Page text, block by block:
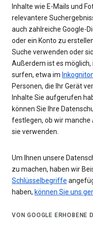
Inhalte wie E-Mails und
relevantere
auch zahlreiche Google-
oder ein Konto zu
Suche verwenden oder
Außerdem ist es möglich,
surfen, etwa im
Personen, die Ihr Gerät
Inhalte Sie aufgerufen
können Sie Ihre
festlegen, ob wir manche
sie verwenden.
Um Ihnen unsere
zu machen, haben wir
Schlüsselbegriffe
haben, können Sie uns
VON GOOGLE ERHOBENE